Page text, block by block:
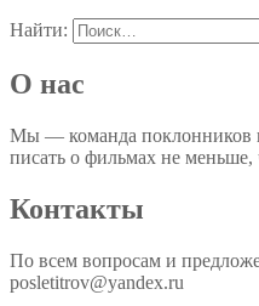
Найти:
О нас
Мы — команда поклонников
писать о фильмах не меньше,
Контакты
По всем вопросам и
posletitrov@yandex.ru